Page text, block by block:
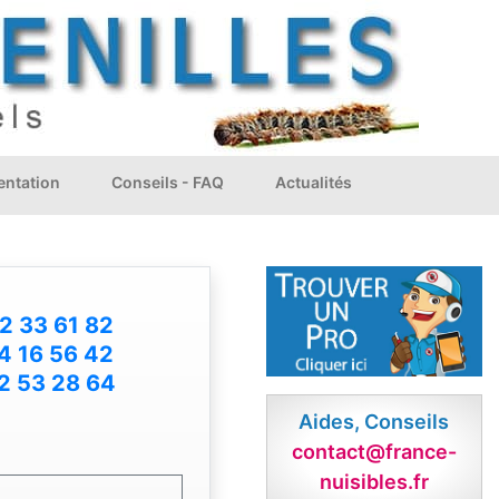
Conseils - FAQ Actualités
33 61 82
16 56 42
53 28 64
Aides, Conseils
contact@france-
nuisibles.fr